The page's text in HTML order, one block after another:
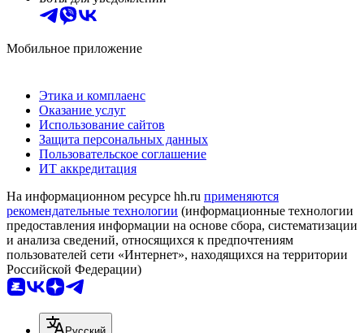
Мобильное приложение
Этика и комплаенс
Оказание услуг
Использование сайтов
Защита персональных данных
Пользовательское соглашение
ИТ аккредитация
На информационном ресурсе hh.ru применяются
рекомендательные технологии (информационные технологии
предоставления информации на основе сбора, систематизации
и анализа сведений, относящихся к предпочтениям
пользователей сети «Интернет», находящихся на территории
Российской Федерации)